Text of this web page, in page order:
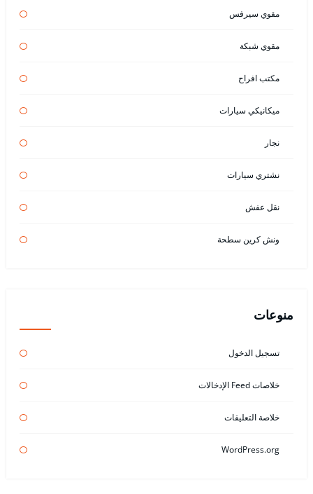
مقوي سيرفس
مقوي شبكة
مكتب افراح
ميكانيكي سيارات
نجار
نشتري سيارات
نقل عفش
ونش كرين سطحة
منوعات
تسجيل الدخول
خلاصات Feed الإدخالات
خلاصة التعليقات
WordPress.org